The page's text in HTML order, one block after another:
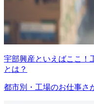
宇部興産といえばここ！
とは？
都市別・工場のお仕事さ